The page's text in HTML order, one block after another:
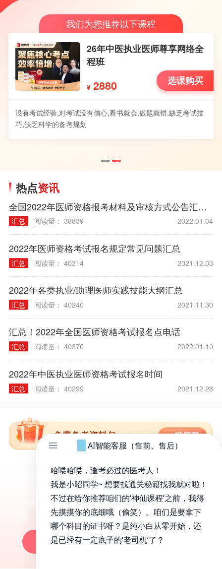
我们为您推荐以下课程
26年中医执业医师尊享网络全
程班
¥ 2880 选课购买
没有考试经验,对考试没有信心,看书就会,做题就错,缺乏考试技
巧,缺乏科学的备考规划
热点资讯
全国2022年医师资格报考材料及审核方式公告汇总（各考区）
汇总 阅读量： 38839 2022.01.04
2022年医师资格考试报名规定常见问题汇总
汇总 阅读量： 40314 2021.12.03
2022年各类执业/助理医师实践技能大纲汇总
汇总 阅读量： 40240 2021.11.30
汇总！2022年全国医师资格考试报名点电话
汇总 阅读量： 40370 2022.01.10
2022年中医执业医师资格考试报名时间
汇总 阅读量： 40299 2021.12.28
免费备考资料包
昭昭医考APP
百万医考生都在用的APP
昭昭题库-随时做，昭神直播-随心学!
一键安装做题